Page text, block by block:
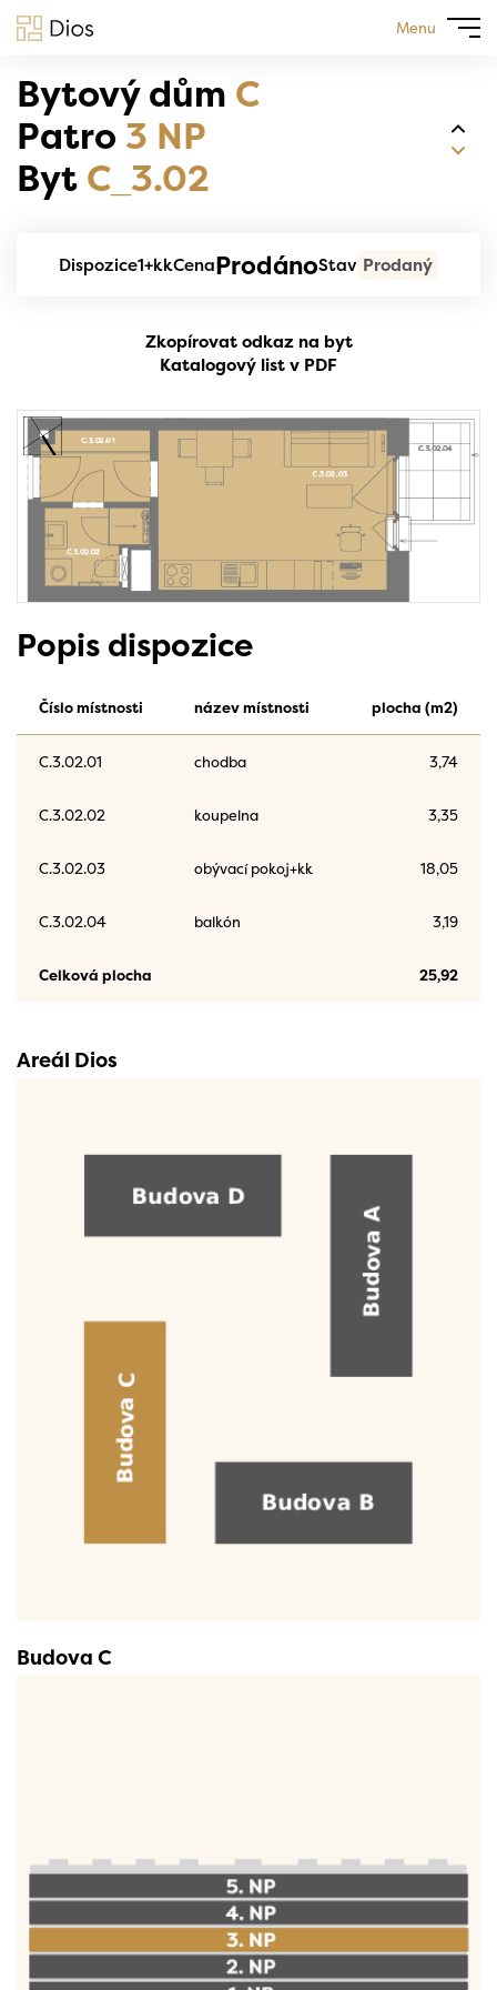
Menu
Bytový dům C
Patro 3 NP
Byt C_3.02
Dispozice1+kkCenaProdánoStav Prodaný
Zkopírovat odkaz na byt
Katalogový list v PDF
Popis dispozice
Číslo místnosti název místnosti plocha (m2)
C.3.02.01 chodba 3,74
C.3.02.02 koupelna 3,35
C.3.02.03 obývací pokoj+kk 18,05
C.3.02.04 balkón 3,19
Celková plocha 25,92
Areál Dios
Budova C